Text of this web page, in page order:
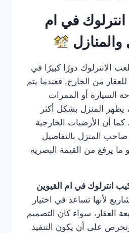
في ام
والمنازل
الانترلوك دورًا كبيرًا في
من الخارج. فعندما يتم
السيارة أو الممرات
يظهر المنزل بشكل أكثر
كما أن الأرضيات الخارجية
المنزل بالتفاصيل
يرفع من القيمة البصرية
انترلوك في ام القيوين
لأنها تساعد في اختيار
العقار، سواء كان التصميم
على أن يكون التنفيذ